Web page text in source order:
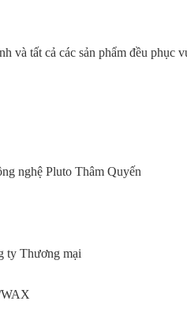
và tất cả các sản phẩm đều
nghệ Pluto Thâm Quyến
ty Thương mại